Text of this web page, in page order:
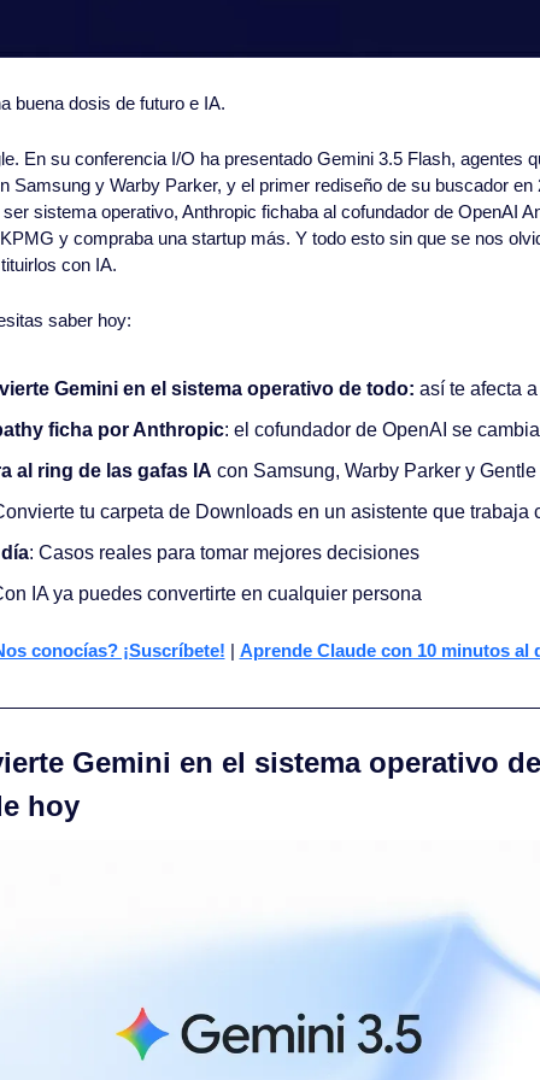
buena dosis de futuro e IA.
En su conferencia I/O ha presentado Gemini 3.5 Flash, agentes
Samsung y Warby Parker, y el primer rediseño de su buscador en
sistema operativo, Anthropic fichaba al cofundador de OpenAI
y compraba una startup más. Y todo esto sin que se nos
con IA.
saber hoy:
Gemini en el sistema operativo de todo: así te afecta
ficha por Anthropic: el cofundador de OpenAI se
al ring de las gafas IA con Samsung, Warby Parker y
tu carpeta de Downloads en un asistente que trabaja
: Casos reales para tomar mejores decisiones
IA ya puedes convertirte en cualquier persona
conocías? ¡Suscríbete! | Aprende Claude con 10 minutos al
Gemini en el sistema operativo
hoy